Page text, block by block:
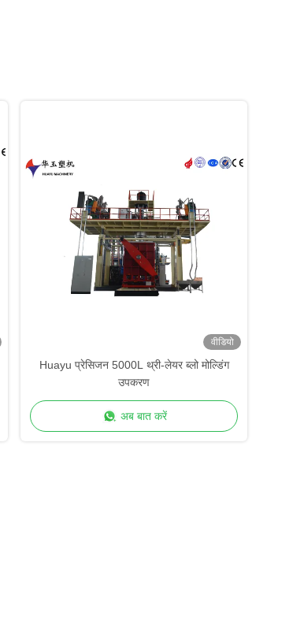
वीडियो
Huayu प्रेसिजन 5000L थ्री-लेयर ब्लो मोल्डिंग
उपकरण
अब बात करें